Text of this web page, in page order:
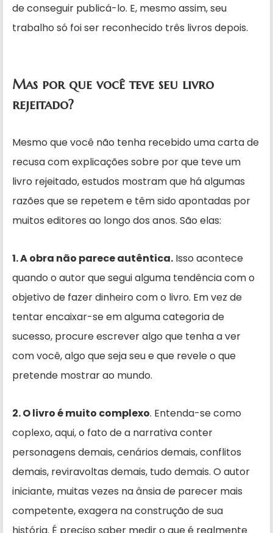
de conseguir publicá-lo. E, mesmo assim, seu
trabalho só foi ser reconhecido três livros depois.
Mas por que você teve seu livro
rejeitado?
Mesmo que você não tenha recebido uma carta de
recusa com explicações sobre por que teve um
livro rejeitado, estudos mostram que há algumas
razões que se repetem e têm sido apontadas por
muitos editores ao longo dos anos. São elas:
1. A obra não parece autêntica. Isso acontece
quando o autor que segui alguma tendência com o
objetivo de fazer dinheiro com o livro. Em vez de
tentar encaixar-se em alguma categoria de
sucesso, procure escrever algo que tenha a ver
com você, algo que seja seu e que revele o que
pretende mostrar ao mundo.
2. O livro é muito complexo. Entenda-se como
coplexo, aqui, o fato de a narrativa conter
personagens demais, cenários demais, conflitos
demais, reviravoltas demais, tudo demais. O autor
iniciante, muitas vezes na ânsia de parecer mais
competente, exagera na construção de sua